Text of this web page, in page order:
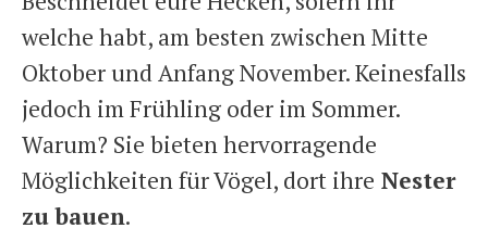
welche habt, am besten zwischen Mitte
Oktober und Anfang November. Keinesfalls
jedoch im Frühling oder im Sommer.
Warum? Sie bieten hervorragende
Möglichkeiten für Vögel, dort ihre Nester
zu bauen.